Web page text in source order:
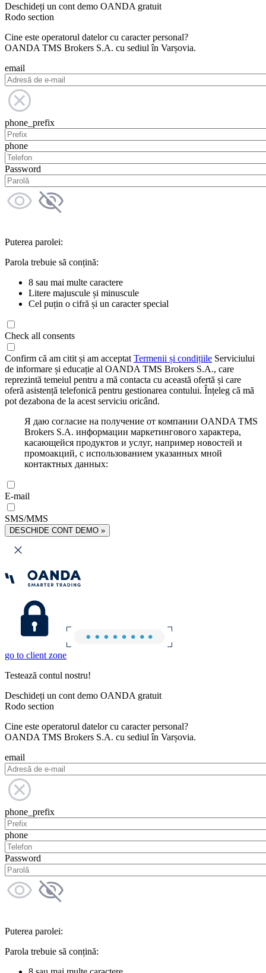
Deschideți un cont demo OANDA gratuit
Rodo section
Cine este operatorul datelor cu caracter personal?
OANDA TMS Brokers S.A. cu sediul în Varșovia.
email
phone_prefix
phone
Password
Puterea parolei:
Parola trebuie să conțină:
8 sau mai multe caractere
Litere majuscule și minuscule
Cel puțin o cifră și un caracter special
Check all consents
Confirm că am citit și am acceptat Termenii și condițiile Serviciului
de informare și educație al OANDA TMS Brokers S.A., care
reprezintă temeiul pentru a mă contacta cu această ofertă și care
oferă asistență telefonică pentru gestionarea contului. Înțeleg că mă
pot dezabona de la acest serviciu oricând.
Я даю согласие на получение от компании OANDA TMS
Brokers S.A. информации маркетингового характера,
касающейся продуктов и услуг, например новостей и
промоакций, с использованием указанных мной
контактных данных:
E-mail
SMS/MMS
DESCHIDE CONT DEMO »
go to client zone
Testează contul nostru!
Deschideți un cont demo OANDA gratuit
Rodo section
Cine este operatorul datelor cu caracter personal?
OANDA TMS Brokers S.A. cu sediul în Varșovia.
email
phone_prefix
phone
Password
Puterea parolei:
Parola trebuie să conțină: